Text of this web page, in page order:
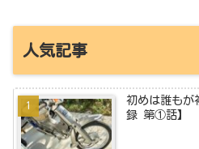
人気記事
初めは誰もが
録 第①話】